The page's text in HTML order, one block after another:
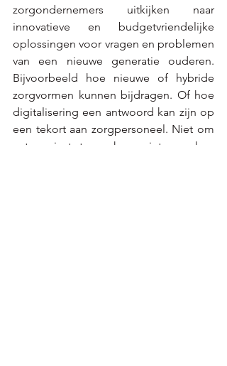
zorgondernemers uitkijken naar
innovatieve en budgetvriendelijke
oplossingen voor vragen en problemen
van een nieuwe generatie ouderen.
Bijvoorbeeld hoe nieuwe of hybride
zorgvormen kunnen bijdragen. Of hoe
digitalisering een antwoord kan zijn op
een tekort aan zorgpersoneel. Niet om
extra winst te maken, niet om hun